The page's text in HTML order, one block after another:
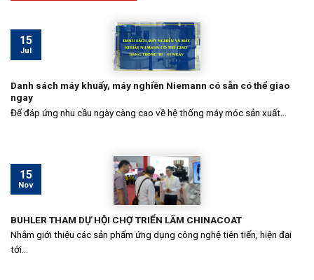
Danh sách máy khuấy, máy nghiền Niemann có sẵn có thể giao
ngay
Để đáp ứng nhu cầu ngày càng cao về hệ thống máy móc sản xuất...
15
Jul
BUHLER THAM DỰ HỘI CHỢ TRIỂN LÃM CHINACOAT
Nhằm giới thiệu các sản phẩm ứng dụng công nghệ tiên tiến, hiện đại
tới...
15
Nov